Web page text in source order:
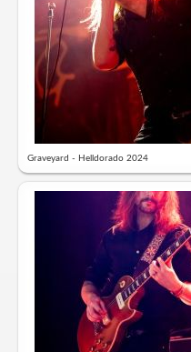
Graveyard - Helldorado 2024